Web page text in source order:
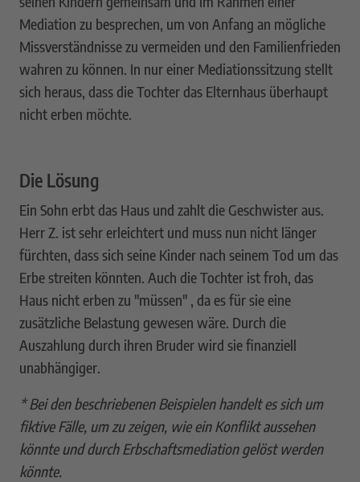
Mediation zu besprechen, um von Anfang an mögliche
Missverständnisse zu vermeiden und den Familienfrieden
wahren zu können. In nur einer Mediationssitzung stellt
sich heraus, dass die Tochter das Elternhaus überhaupt
nicht erben möchte.
Die Lösung
Ein Sohn erbt das Haus und zahlt die Geschwister aus.
Herr Z. ist sehr erleichtert und muss nun nicht länger
fürchten, dass sich seine Kinder nach seinem Tod um das
Erbe streiten könnten. Auch die Tochter ist froh, das
Haus nicht erben zu "müssen" , da es für sie eine
zusätzliche Belastung gewesen wäre. Durch die
Auszahlung durch ihren Bruder wird sie finanziell
unabhängiger.
* Bei den beschriebenen Beispielen handelt es sich um
fiktive Fälle, um zu zeigen, wie ein Konflikt aussehen
könnte und durch Erbschaftsmediation gelöst werden
könnte.